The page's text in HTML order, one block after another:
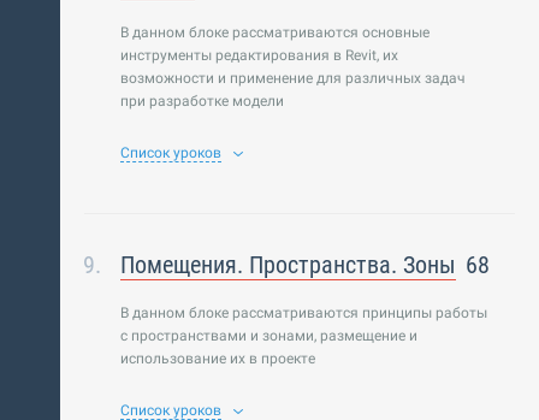
В данном блоке рассматриваются основные
инструменты редактирования в Revit, их
возможности и применение для различных задач
при разработке модели
Список уроков
Помещения. Пространства. Зоны 68
В данном блоке рассматриваются принципы работы
с пространствами и зонами, размещение и
использование их в проекте
Список уроков